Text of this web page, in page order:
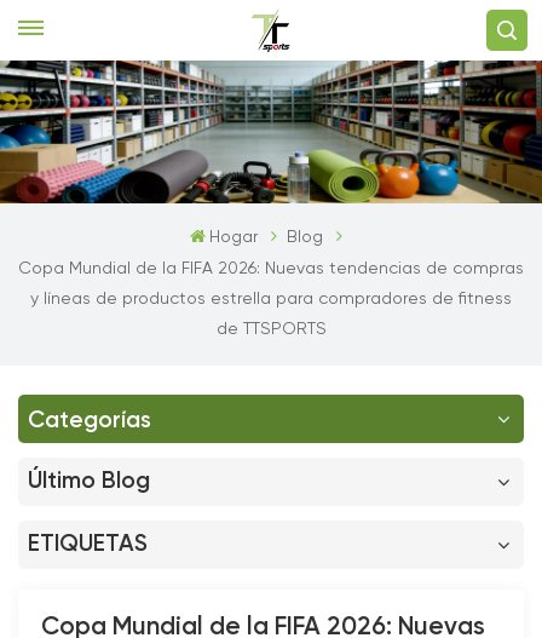
Hogar
Blog
Copa Mundial de la FIFA 2026: Nuevas tendencias de compras
y líneas de productos estrella para compradores de fitness
de TTSPORTS
Categorías
Último Blog
ETIQUETAS
Copa Mundial de la FIFA 2026: Nuevas